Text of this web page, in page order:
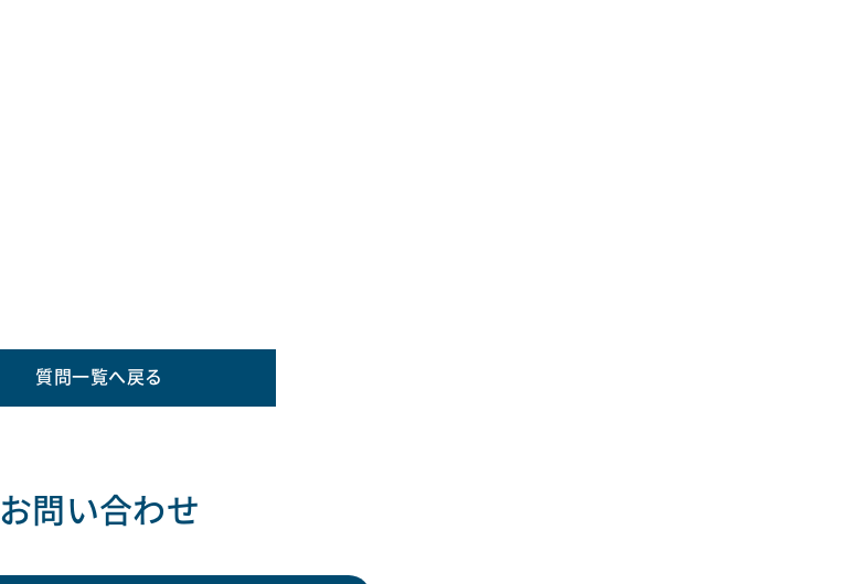
質問一覧へ戻る
お問い合わせ